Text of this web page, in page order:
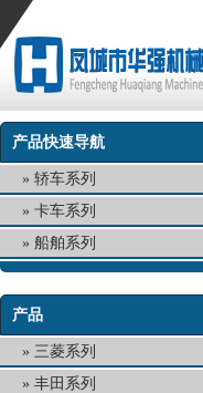
产品快速导航
轿车系列
卡车系列
船舶系列
产品
三菱系列
丰田系列